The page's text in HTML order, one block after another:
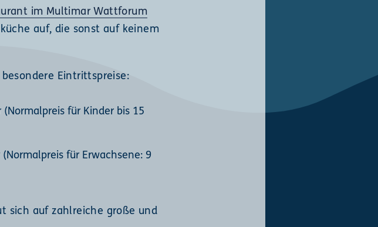
im Multimar Wattforum
auf, die sonst auf keinem
Eintrittspreise:
für Kinder bis 15
für Erwachsene: 9
sich auf zahlreiche große und